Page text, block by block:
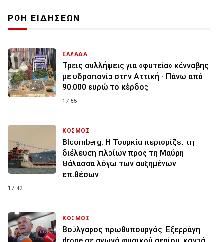
ΡΟΗ ΕΙΔΗΣΕΩΝ
ΕΛΛΑΔΑ
Τρεις συλλήψεις για «φυτεία» κάνναβης
με υδροπονία στην Αττική - Πάνω από
90.000 ευρώ το κέρδος
17:55
ΚΟΣΜΟΣ
Bloomberg: Η Τουρκία περιορίζει τη
διέλευση πλοίων προς τη Μαύρη
Θάλασσα λόγω των αυξημένων
επιθέσων
17:42
ΚΟΣΜΟΣ
Βούλγαρος πρωθυπουργός: Εξερράγη